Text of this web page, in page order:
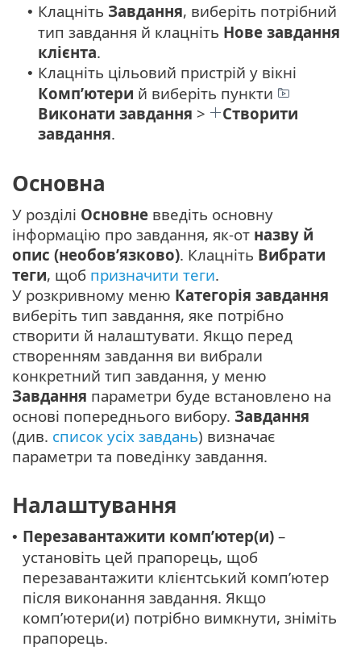
• Клацніть Завдання, виберіть потрібний
тип завдання й клацніть Нове завдання
клієнта.
• Клацніть цільовий пристрій у вікні
Комп’ютери й виберіть пункти
Виконати завдання >
Створити
завдання.
Основна
У розділі Основне введіть основну
інформацію про завдання, як-от назву й
опис (необов’язково). Клацніть Вибрати
теги, щоб призначити теги.
У розкривному меню Категорія завдання
виберіть тип завдання, яке потрібно
створити й налаштувати. Якщо перед
створенням завдання ви вибрали
конкретний тип завдання, у меню
Завдання параметри буде встановлено на
основі попереднього вибору. Завдання
(див. список усіх завдань) визначає
параметри та поведінку завдання.
Налаштування
• Перезавантажити комп’ютер(и) –
установіть цей прапорець, щоб
перезавантажити клієнтський комп’ютер
після виконання завдання. Якщо
комп’ютери(и) потрібно вимкнути, зніміть
прапорець.